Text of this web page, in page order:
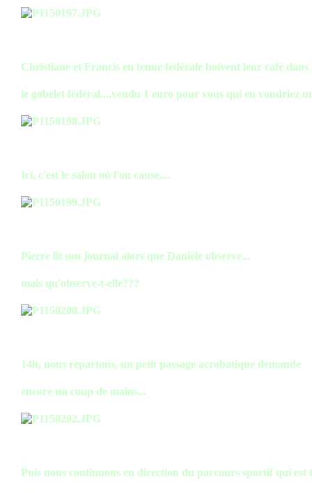
Christiane et Francis en tenue fédérale boivent leur café dans
le gobelet fédéral....vendu 1 euro pour vous qui en voudriez
Ici, c'est le salon où l'on cause....
Pierre lit son journal alors que Danièle observe...
mais qu'observe-t-elle???
14h, nous repartons, un petit passage acrobatique demande
encore un coup de mains...
Puis nous continuons en direction du parcours sportif qui est